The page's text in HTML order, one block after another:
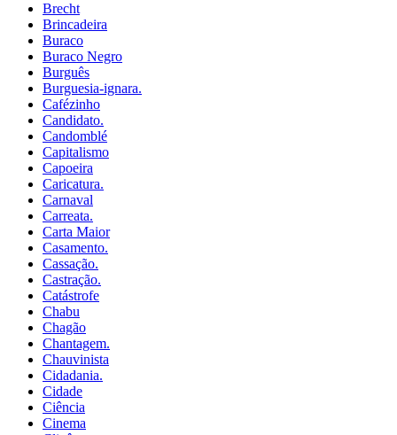
Brecht
Brincadeira
Buraco
Buraco Negro
Burguês
Burguesia-ignara.
Cafézinho
Candidato.
Candomblé
Capitalismo
Capoeira
Caricatura.
Carnaval
Carreata.
Carta Maior
Casamento.
Cassação.
Castração.
Catástrofe
Chabu
Chagão
Chantagem.
Chauvinista
Cidadania.
Cidade
Ciência
Cinema